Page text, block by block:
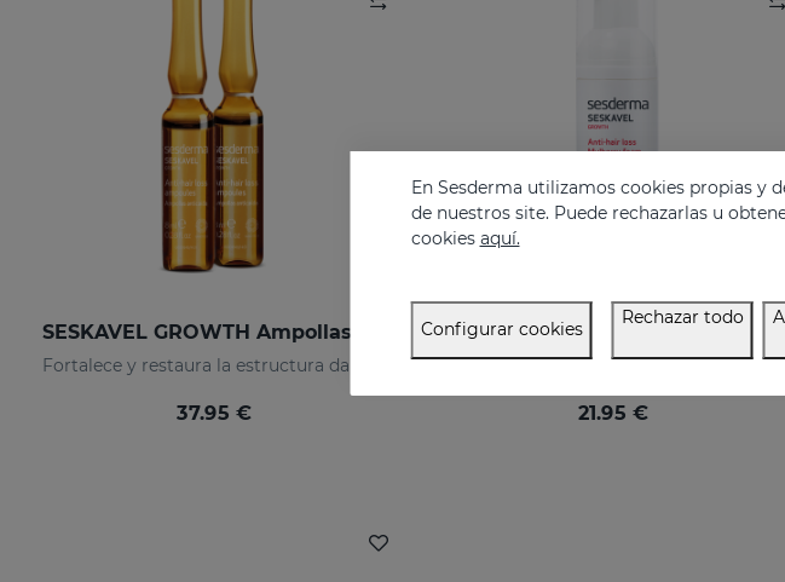
37.95 €
Prevención y tratamiento de la caída del cabello
21.95 €
En Sesderma utilizamos cookies propias y
de nuestros site. Puede rechazarlas u
cookies aquí.
Configurar cookies
Rechazar todo